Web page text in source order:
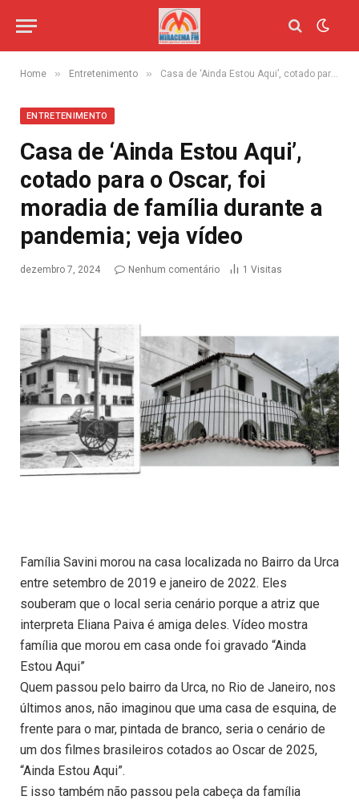
Home » Entretenimento » Casa de ‘Ainda Estou Aqui’, cotado para o Oscar, foi moradia de família durante a pandemia; veja vídeo
ENTRETENIMENTO
Casa de ‘Ainda Estou Aqui’,
cotado para o Oscar, foi
moradia de família durante a
pandemia; veja vídeo
dezembro 7, 2024 Nenhum comentário 1 Visitas
Família Savini morou na casa localizada no Bairro da Urca
entre setembro de 2019 e janeiro de 2022. Eles
souberam que o local seria cenário porque a atriz que
interpreta Eliana Paiva é amiga deles. Vídeo mostra
família que morou em casa onde foi gravado “Ainda
Estou Aqui”
Quem passou pelo bairro da Urca, no Rio de Janeiro, nos
últimos anos, não imaginou que uma casa de esquina, de
frente para o mar, pintada de branco, seria o cenário de
um dos filmes brasileiros cotados ao Oscar de 2025,
“Ainda Estou Aqui”.
E isso também não passou pela cabeça da família